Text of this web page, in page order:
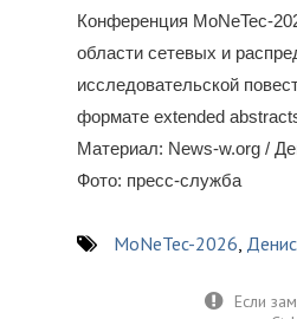
Конференция MoNeTec-
области сетевых и
исследовательской
формате extended
Материал: News-w.org /
Фото: пресс-служба
MoNeTec-2026,